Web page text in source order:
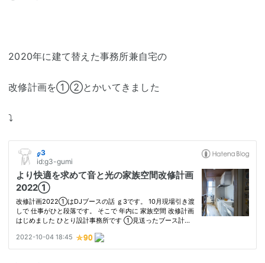
2020年に建て替えた事務所兼自宅の
改修計画を①②とかいてきました
⤵